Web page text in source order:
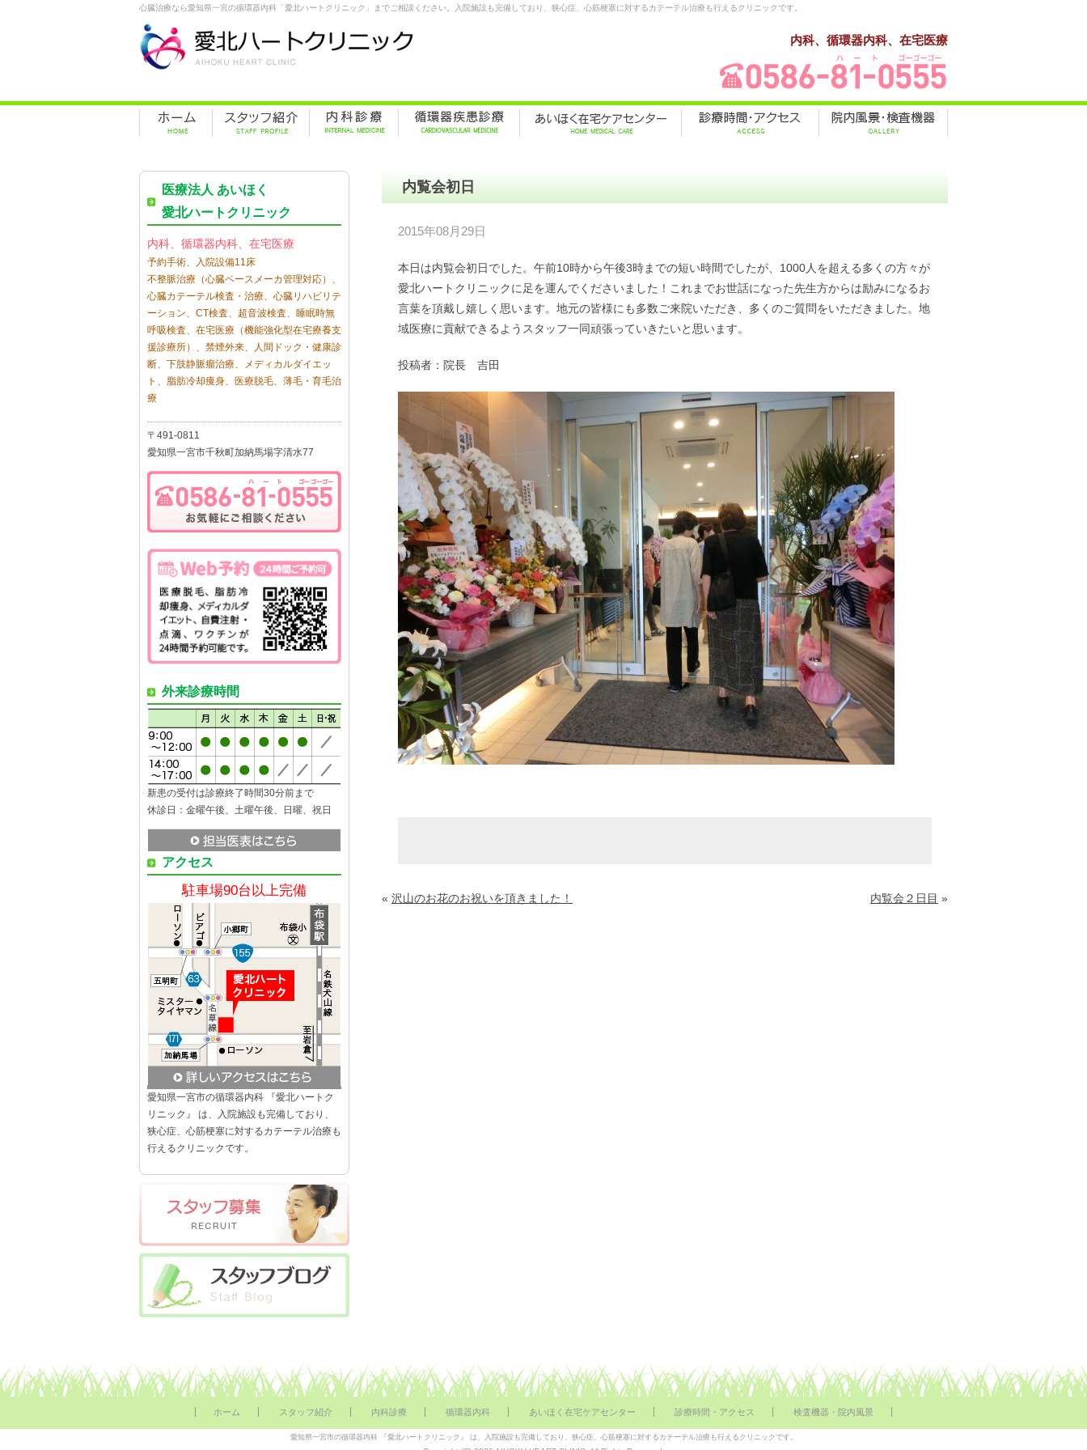
心臓治療なら愛知県一宮の循環器内科「愛北ハートクリニック」までご相談ください。入院施設も完備しており、狭心症、心筋梗塞に対するカテーテル治療も行えるクリニックです。
内科、循環器内科、在宅医療
内覧会初日
2015年08月29日
本日は内覧会初日でした。午前10時から午後3時までの短い時間でしたが、1000人を超える多くの方々が
愛北ハートクリニックに足を運んでくださいました！これまでお世話になった先生方からは励みになるお
言葉を頂戴し嬉しく思います。地元の皆様にも多数ご来院いただき、多くのご質問をいただきました。地
域医療に貢献できるようスタッフ一同頑張っていきたいと思います。
投稿者：院長 吉田
« 沢山のお花のお祝いを頂きました！ 内覧会２日目 »
医療法人 あいほく
愛北ハートクリニック
内科、循環器内科、在宅医療
予約手術、入院設備11床
不整脈治療（心臓ペースメーカ管理対応）、
心臓カテーテル検査・治療、心臓リハビリテ
ーション、CT検査、超音波検査、睡眠時無
呼吸検査、在宅医療（機能強化型在宅療養支
援診療所）、禁煙外来、人間ドック・健康診
断、下肢静脈瘤治療、メディカルダイエッ
ト、脂肪冷却痩身、医療脱毛、薄毛・育毛治
療
〒491-0811
愛知県一宮市千秋町加納馬場字清水77
外来診療時間
新患の受付は診療終了時間30分前まで
休診日：金曜午後、土曜午後、日曜、祝日
アクセス
駐車場90台以上完備
愛知県一宮市の循環器内科 『愛北ハートク
リニック』 は、入院施設も完備しており、
狭心症、心筋梗塞に対するカテーテル治療も
行えるクリニックです。
ホーム スタッフ紹介 内科診療 循環器内科 あいほく在宅ケアセンター 診療時間・アクセス 検査機器・院内風景
愛知県一宮市の循環器内科 『愛北ハートクリニック』 は、入院施設も完備しており、狭心症、心筋梗塞に対するカテーテル治療も行えるクリニックです。